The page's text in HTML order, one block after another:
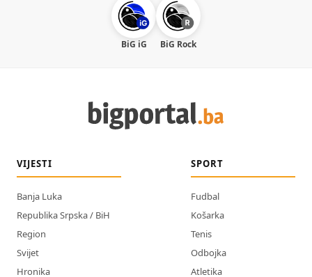
BiG iG BiG Rock
VIJESTI
Banja Luka
Republika Srpska / BiH
Region
Svijet
Hronika
SPORT
Fudbal
Košarka
Tenis
Odbojka
Atletika